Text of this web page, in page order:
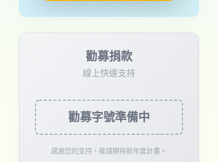
勸募捐款
線上快速支持
勸募字號準備中
感謝您的支持，敬請期待新年度計畫。